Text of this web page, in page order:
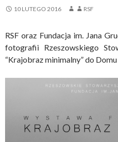
10 LUTEGO 2016 RSF
RSF oraz Fundacja im. Jana
fotografii Rzeszowskiego
“Krajobraz minimalny” do